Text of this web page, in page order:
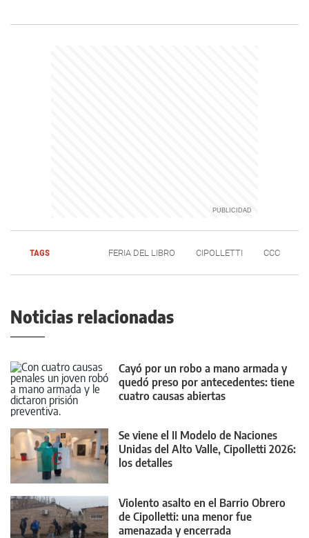
TAGS FERIA DEL LIBRO CIPOLLETTI CCC
Noticias relacionadas
Cayó por un robo a mano armada y
quedó preso por antecedentes: tiene
cuatro causas abiertas
Se viene el II Modelo de Naciones
Unidas del Alto Valle, Cipolletti 2026:
los detalles
Violento asalto en el Barrio Obrero
de Cipolletti: una menor fue
amenazada y encerrada